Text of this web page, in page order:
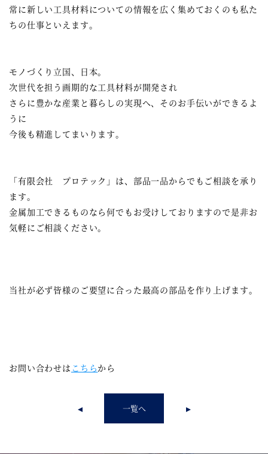
常に新しい工具材料についての情報を広く集めておくのも私た
ちの仕事といえます。
モノづくり立国、日本。
次世代を担う画期的な工具材料が開発され
さらに豊かな産業と暮らしの実現へ、そのお手伝いができるよ
うに
今後も精進してまいります。
「有限会社 プロテック」は、部品一品からでもご相談を承り
ます。
金属加工できるものなら何でもお受けしておりますので是非お
気軽にご相談ください。
当社が必ず皆様のご要望に合った最高の部品を作り上げます。
お問い合わせは こちらから
一覧へ